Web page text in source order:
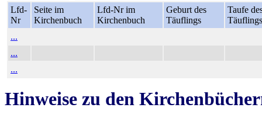
Lfd-
Nr
Seite im
Kirchenbuch
Lfd-Nr im
Kirchenbuch
Geburt des
Täuflings
Taufe
Täuflings
...
...
...
Hinweise zu den